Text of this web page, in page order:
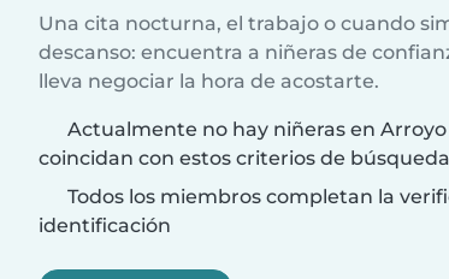
Una cita nocturna, el trabajo o cuando
descanso: encuentra a niñeras de
lleva negociar la hora de acostarte.
Actualmente no hay niñeras en Arroyo
coincidan con estos criterios de
Todos los miembros completan la
identificación